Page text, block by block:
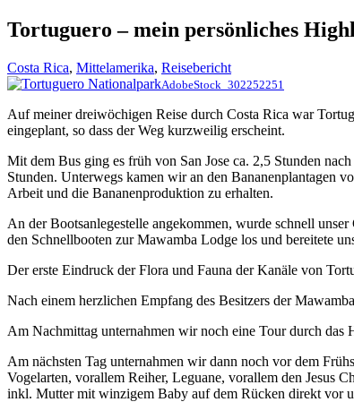
Tortuguero – mein persönliches
Costa Rica, Mittelamerika, Reisebericht
AdobeStock_302252251
Auf meiner dreiwöchigen Reise durch Costa Rica war
eingeplant, so dass der Weg kurzweilig erscheint.
Mit dem Bus ging es früh von San Jose ca. 2,5 Stunden
Stunden. Unterwegs kamen wir an den Bananenplantagen
Arbeit und die Bananenproduktion zu erhalten.
An der Bootsanlegestelle angekommen, wurde schnell
den Schnellbooten zur Mawamba Lodge los und bereitete
Der erste Eindruck der Flora und Fauna der Kanäle von
Nach einem herzlichen Empfang des Besitzers der
Am Nachmittag unternahmen wir noch eine Tour durch das
Am nächsten Tag unternahmen wir dann noch vor dem
Vogelarten, vorallem Reiher, Leguane, vorallem den Jesus
inkl. Mutter mit winzigem Baby auf dem Rücken direkt vor